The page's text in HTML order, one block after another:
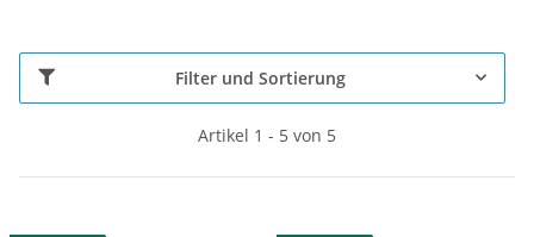
Filter und Sortierung
Artikel 1 - 5 von 5